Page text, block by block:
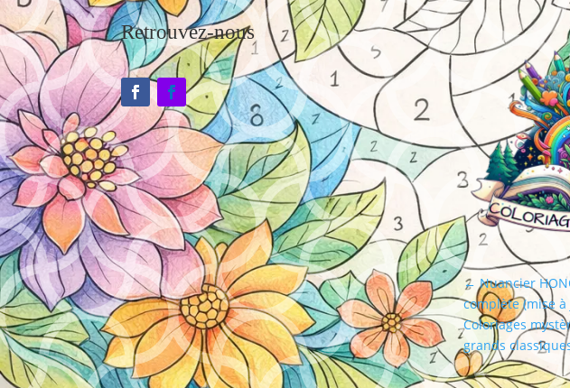
Retrouvez-nous
←Nuancier
complète (mise
Coloriages
grands